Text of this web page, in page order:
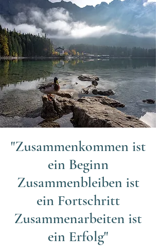
"Zusammenkommen ist
ein Beginn
Zusammenbleiben ist
ein Fortschritt
Zusammenarbeiten ist
ein Erfolg"